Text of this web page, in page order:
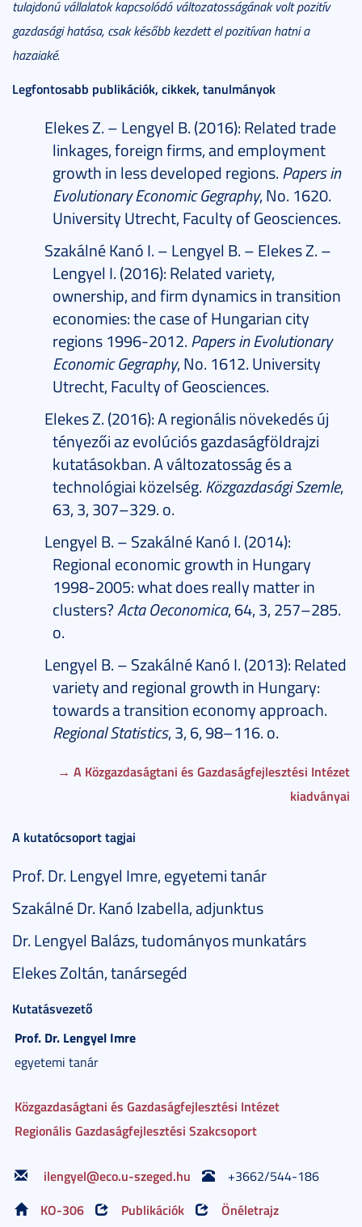
tulajdonú vállalatok kapcsolódó változatosságának volt pozitív
gazdasági hatása, csak később kezdett el pozitívan hatni a
hazaiaké.
Legfontosabb publikációk, cikkek, tanulmányok
Elekes Z. – Lengyel B. (2016): Related trade
linkages, foreign firms, and employment
growth in less developed regions. Papers in
Evolutionary Economic Gegraphy, No. 1620.
University Utrecht, Faculty of Geosciences.
Szakálné Kanó I. – Lengyel B. – Elekes Z. –
Lengyel I. (2016): Related variety,
ownership, and firm dynamics in transition
economies: the case of Hungarian city
regions 1996-2012. Papers in Evolutionary
Economic Gegraphy, No. 1612. University
Utrecht, Faculty of Geosciences.
Elekes Z. (2016): A regionális növekedés új
tényezői az evolúciós gazdaságföldrajzi
kutatásokban. A változatosság és a
technológiai közelség. Közgazdasági Szemle,
63, 3, 307–329. o.
Lengyel B. – Szakálné Kanó I. (2014):
Regional economic growth in Hungary
1998-2005: what does really matter in
clusters?Acta Oeconomica, 64, 3, 257–285.
o.
Lengyel B. – Szakálné Kanó I. (2013): Related
variety and regional growth in Hungary:
towards a transition economy approach.
Regional Statistics, 3, 6, 98–116. o.
→ A Közgazdaságtani és Gazdaságfejlesztési Intézet
kiadványai
A kutatócsoport tagjai
Prof. Dr. Lengyel Imre, egyetemi tanár
Szakálné Dr. Kanó Izabella, adjunktus
Dr. Lengyel Balázs, tudományos munkatárs
Elekes Zoltán, tanársegéd
Kutatásvezető
Prof. Dr. Lengyel Imre
egyetemi tanár
Közgazdaságtani és Gazdaságfejlesztési Intézet
Regionális Gazdaságfejlesztési Szakcsoport
ilengyel@eco.u-szeged.hu +3662/544-186
KO-306 Publikációk Önéletrajz